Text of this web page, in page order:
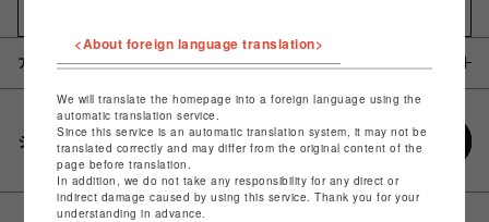
アイテム説明 / 素材
シェアする
<About foreign language translation>
We will translate the homepage into a foreign language using the
automatic translation service.
Since this service is an automatic translation system, it may not be
translated correctly and may differ from the original content of the
page before translation.
In addition, we do not take any responsibility for any direct or
indirect damage caused by using this service. Thank you for your
understanding in advance.